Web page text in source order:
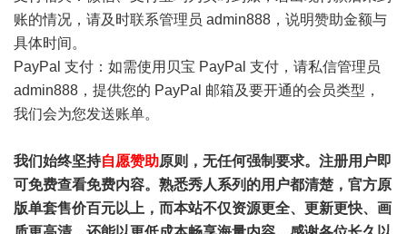
账的情况，请及时联系管理员 admin888，说明赞助金额与
具体时间。
PayPal 支付：如需使用贝宝 PayPal 支付，请私信管理员
admin888，提供您的 PayPal 邮箱及要开通的会员类型，
我们会为您发送账单。
我们始终坚持自愿赞助原则，无任何强制要求。注册用户即
可免费查看免费内容。熟悉秀人系列的用户都清楚，官方原
版单套售价百元以上，而本站不仅资源更全、更新更快、画